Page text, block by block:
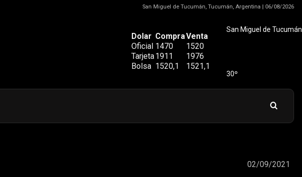
San Miguel de Tucumán, Tucumán, Argentina | 06/08/2026
Dolar CompraVenta
Oficial 1470
1520
Tarjeta1911
1976
Bolsa 1520,1 1521,1
San Miguel de Tucumán
30º
02/09/2021